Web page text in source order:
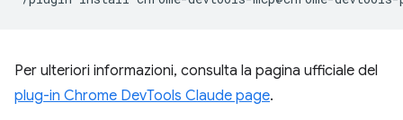
Per ulteriori informazioni, consulta la pagina ufficiale del
plug-in Chrome DevTools Claude page.